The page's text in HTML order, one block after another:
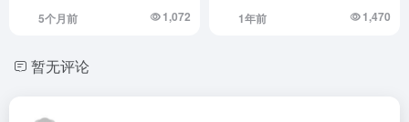
5个月前 1,072 1年前 1,470
暂无评论